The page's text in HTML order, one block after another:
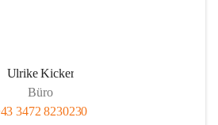
Ulrike Kicker
Büro
3472 8230230